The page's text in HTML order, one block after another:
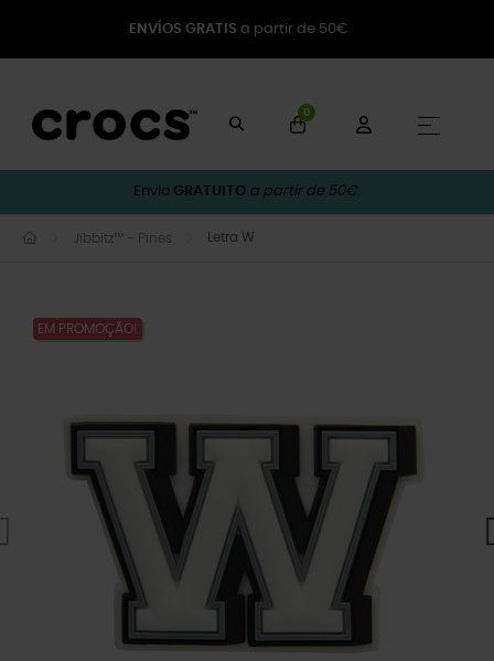
ENVÍOS GRATIS a partir de 50€
0
☰
Envio GRATUITO a partir de 50€.
Jibbitz™ - Pines Letra W
EM PROMOÇÃO!